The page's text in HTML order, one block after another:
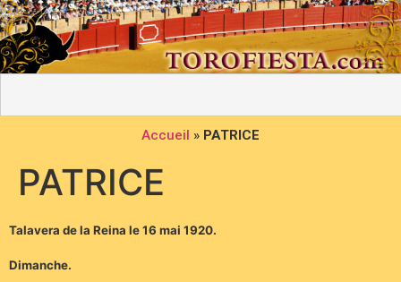
Accueil » PATRICE
PATRICE
Talavera de la Reina le 16 mai 1920.
Dimanche.